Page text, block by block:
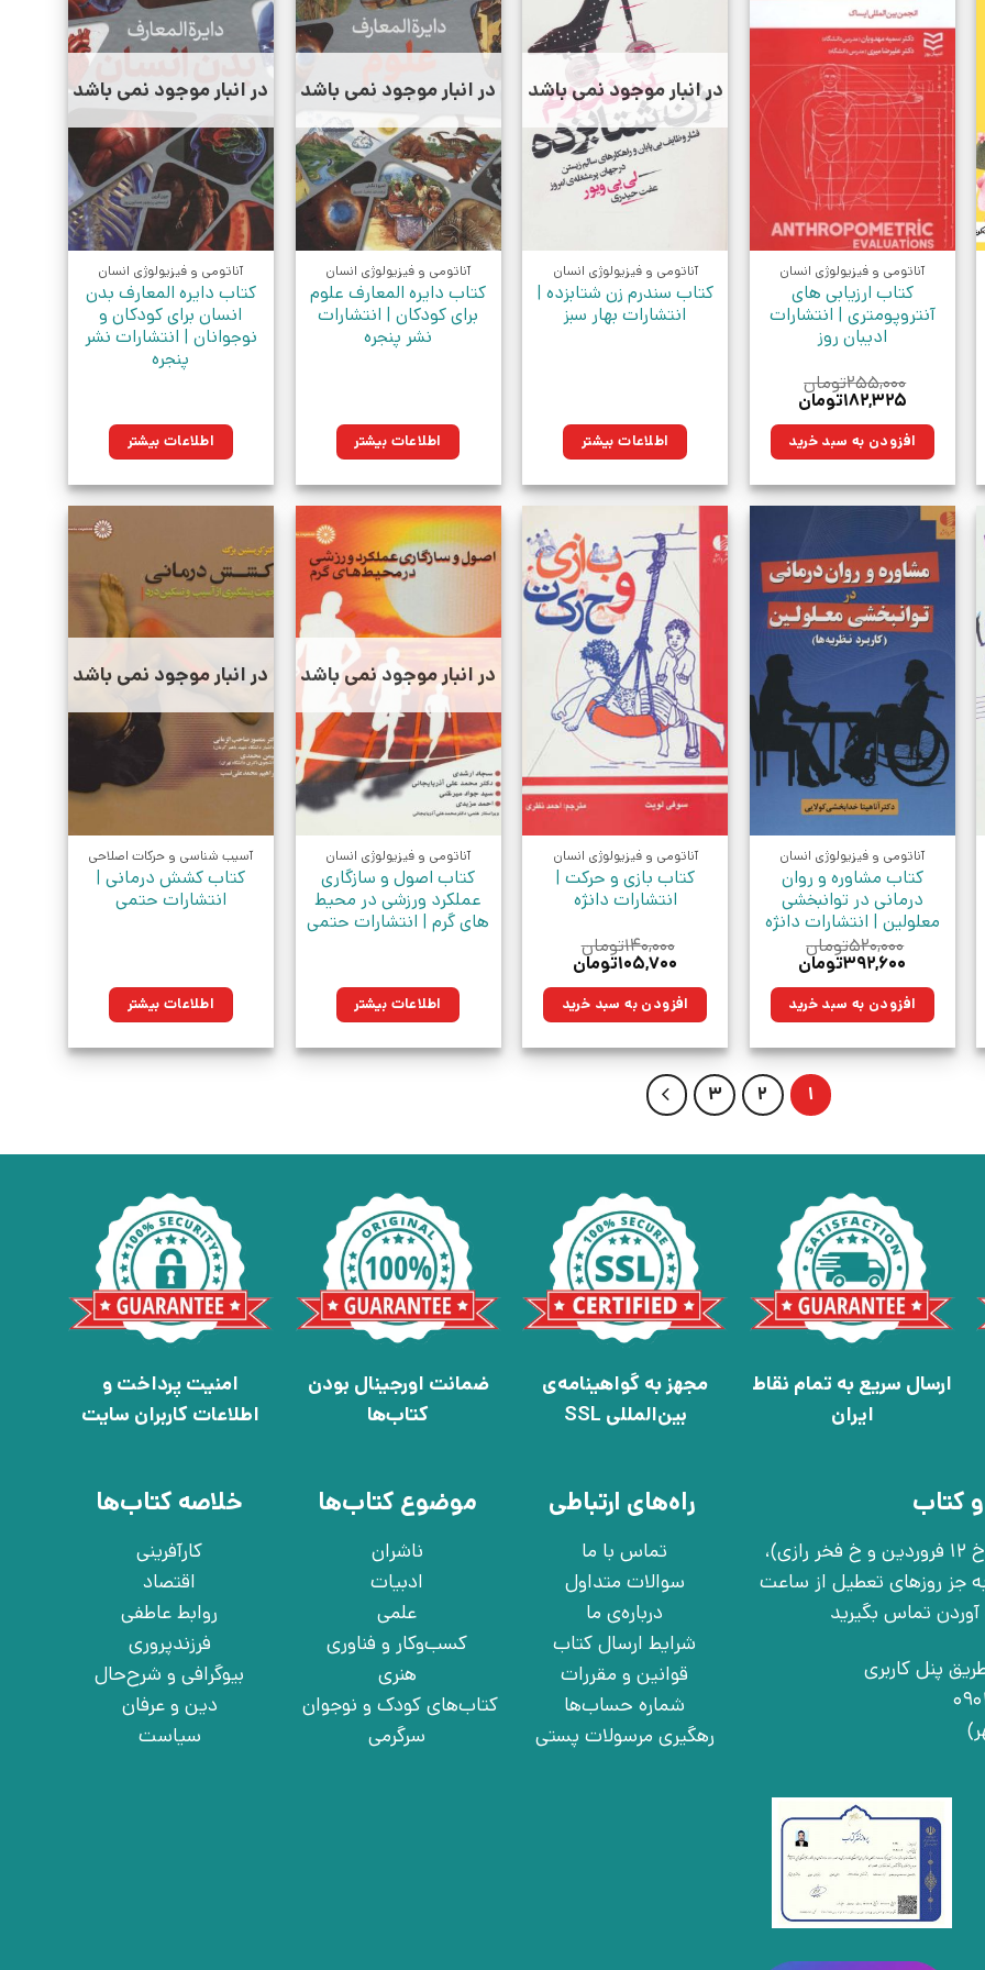
آناتومی و فیزیولوژی انسان
کتاب ارزیابی های
آنتروپومتری | انتشارات
ادیبان روز
۲۵۵,۰۰۰تومان
قیمت
۲۵۵,۰۰۰تومان
بود.
۱۸۲,۳۲۵تومان
۱۸۲,۳۲۵تومان.افزودن به سبد خرید
در انبار موجود نمی باشد
آناتومی و فیزیولوژی انسان
کتاب سندرم زن شتابزده |
انتشارات بهار سبز
اطلاعات بیشتر
در انبار موجود نمی باشد
آناتومی و فیزیولوژی انسان
کتاب دایره المعارف علوم
برای کودکان | انتشارات
نشر پنجره
اطلاعات بیشتر
در انبار موجود نمی باشد
آناتومی و فیزیولوژی انسان
کتاب دایره المعارف بدن
انسان برای کودکان و
نوجوانان | انتشارات نشر
پنجره
اطلاعات بیشتر
آناتومی و فیزیولوژی انسان
کتاب مشاوره و روان
درمانی در توانبخشی
معلولین | انتشارات دانژه
۵۲۰,۰۰۰تومان
قیمت
۵۲۰,۰۰۰تومان
بود.
۳۹۲,۶۰۰تومانقیمت
۳۹۲,۶۰۰تومان.افزودن به سبد خرید
آناتومی و فیزیولوژی انسان
کتاب بازی و حرکت |
انتشارات دانژه
۱۴۰,۰۰۰تومان
قیمت
۱۴۰,۰۰۰تومان
بود.
۱۰۵,۷۰۰تومانقیمت
۱۰۵,۷۰۰تومان.افزودن به سبد خرید
در انبار موجود نمی باشد
آناتومی و فیزیولوژی انسان
کتاب اصول و سازگاری
عملکرد ورزشی در محیط
های گرم | انتشارات حتمی
اطلاعات بیشتر
در انبار موجود نمی باشد
آسیب شناسی و حرکات اصلاحی
کتاب کشش درمانی |
انتشارات حتمی
اطلاعات بیشتر
1
2
3
ارسال سریع به تمام نقاط
ایران
مجهز به گواهینامه‌ی
بین‌المللی SSL
ضمانت اورجینال بودن
کتاب‌ها
امنیت پرداخت و
اطلاعات کاربران سایت
کتاب
تهران، خ انقلاب، خ 12 فروردین، خ روانمهر شرقی(بین خ 12 فروردین و خ فخر رازی)،
به جز روزهای تعطیل از ساعت
پنل کاربری
راه‌های ارتباطی
تماس با ما
سوالات متداول
درباره‌ی ما
شرایط ارسال کتاب
قوانین و مقررات
شماره حساب‌ها
رهگیری مرسولات پستی
موضوع کتاب‌ها
ناشران
ادبیات
علمی
کسب‌وکار و فناوری
هنری
کتاب‌های کودک و نوجوان
سرگرمی
خلاصه کتاب‌ها
کارآفرینی
اقتصاد
روابط عاطفی
فرزندپروری
بیوگرافی و شرح‌حال
دین و عرفان
سیاست